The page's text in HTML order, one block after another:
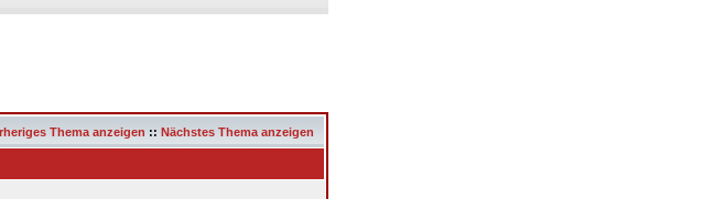
Thema anzeigen :: Nächstes Thema anzeigen